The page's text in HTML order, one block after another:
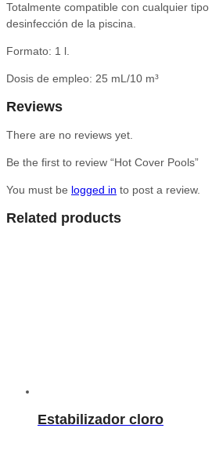
Totalmente compatible con cualquier
desinfección de la piscina.
Formato: 1 l.
Dosis de empleo: 25 mL/10 m³
Reviews
There are no reviews yet.
Be the first to review “Hot Cover Pools”
You must be logged in to post a review.
Related products
Estabilizador cloro